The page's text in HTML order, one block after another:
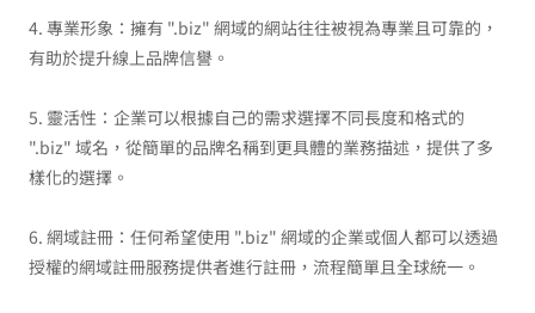
4. 專業形象：擁有 ".biz" 網域的網站往往被視為專業且可靠的，
有助於提升線上品牌信譽。
5. 靈活性：企業可以根據自己的需求選擇不同長度和格式的
".biz" 域名，從簡單的品牌名稱到更具體的業務描述，提供了多
樣化的選擇。
6. 網域註冊：任何希望使用 ".biz" 網域的企業或個人都可以透過
授權的網域註冊服務提供者進行註冊，流程簡單且全球統一。